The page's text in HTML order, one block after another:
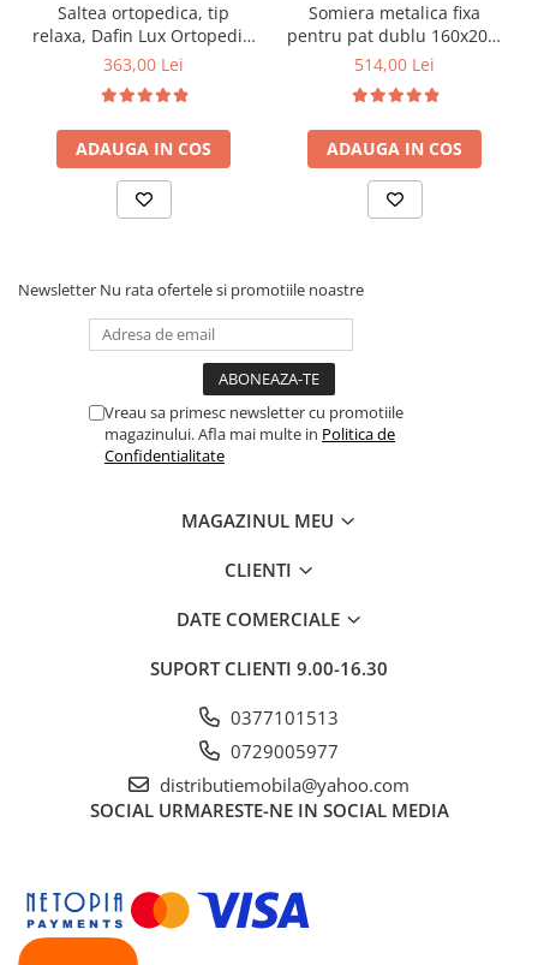
Saltea ortopedica, tip
relaxa, Dafin Lux Ortopedic,
90x200x21cm, fermitate
tip Bonell, fata vara-iarna,
sistem de aerisire cu
butoni, Salt Confort
363,00 Lei
ADAUGA IN COS
Somiera metalica fixa
pentru pat dublu 160x200,
6 picioare, 32 lamele lemn
saltea ferm, negru
514,00 Lei
ADAUGA IN COS
Newsletter Nu rata ofertele si promotiile noastre
Vreau sa primesc newsletter cu promotiile
magazinului. Afla mai multe in Politica de
Confidentialitate
MAGAZINUL MEU
CLIENTI
DATE COMERCIALE
SUPORT CLIENTI 9.00-16.30
0377101513
0729005977
distributiemobila@yahoo.com
SOCIAL URMARESTE-NE IN SOCIAL MEDIA